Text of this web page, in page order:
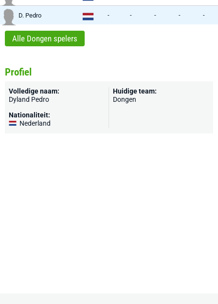
D. Pedro - - - - -
Alle Dongen spelers
Profiel
Volledige naam:
Dyland Pedro
Nationaliteit:
Nederland
Huidige team:
Dongen